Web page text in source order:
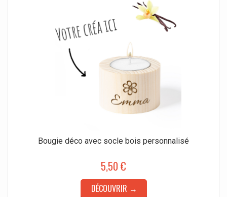
Bougie déco avec socle bois personnalisé
5,50 €
DÉCOUVRIR →